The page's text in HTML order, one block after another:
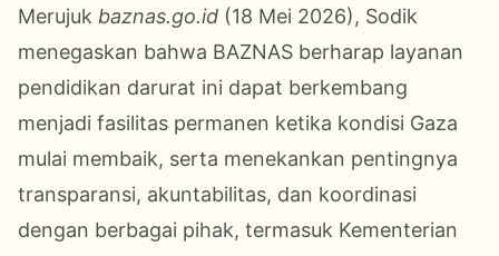
Merujuk baznas.go.id (18 Mei 2026), Sodik
menegaskan bahwa BAZNAS berharap layanan
pendidikan darurat ini dapat berkembang
menjadi fasilitas permanen ketika kondisi Gaza
mulai membaik, serta menekankan pentingnya
transparansi, akuntabilitas, dan koordinasi
dengan berbagai pihak, termasuk Kementerian